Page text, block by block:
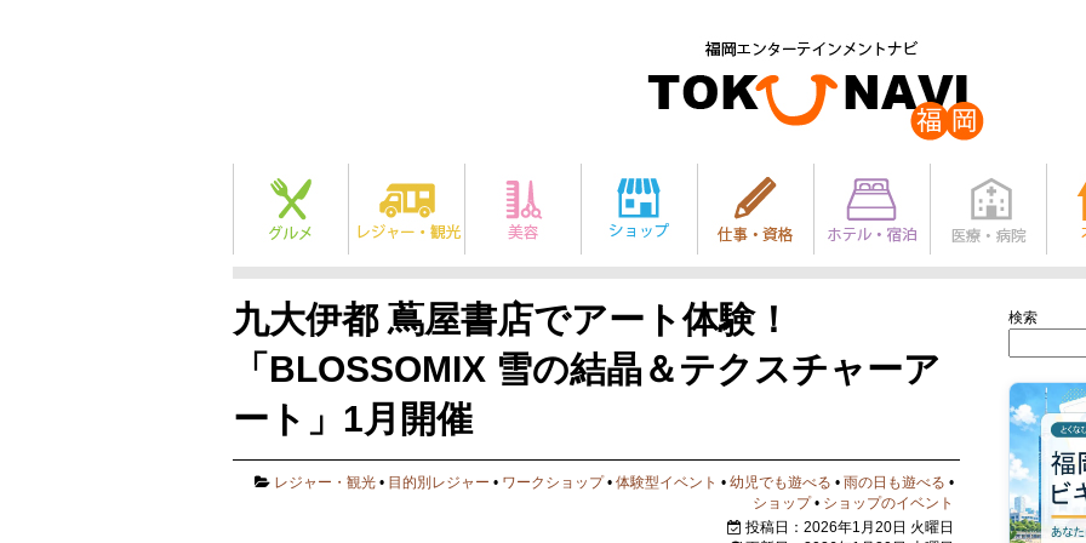
九大伊都 蔦屋書店でアート体験！
「BLOSSOMIX 雪の結晶＆テクスチャーア
ート」1月開催
レジャー・観光 • 目的別レジャー • ワークショップ• 体験型イベント • 幼児でも遊べる • 雨の日も遊べる •
ショップ• ショップのイベント
投稿日：2026年1月20日 火曜日
検索